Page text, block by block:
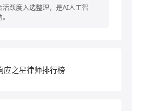
跃度入选整理，是AI人工智
应之星律师排行榜